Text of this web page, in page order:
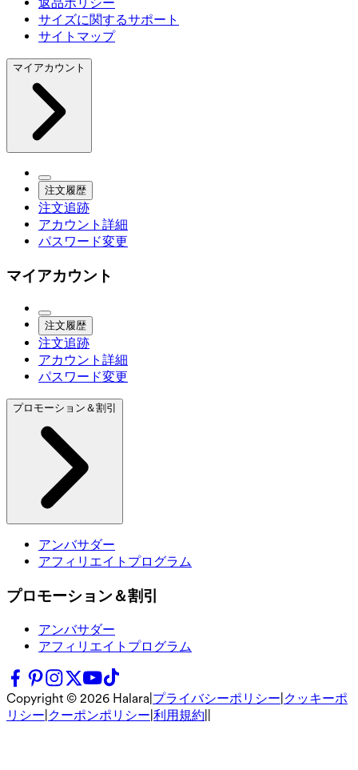
サイズに関するサポート
サイトマップ
マイアカウント
注文履歴
注文追跡
アカウント詳細
パスワード変更
マイアカウント
注文履歴
注文追跡
アカウント詳細
パスワード変更
プロモーション＆割引
アンバサダー
アフィリエイトプログラム
プロモーション＆割引
アンバサダー
アフィリエイトプログラム
Copyright © 2026 Halara プライバシーポリシー クッキーポ
リシー クーポンポリシー 利用規約